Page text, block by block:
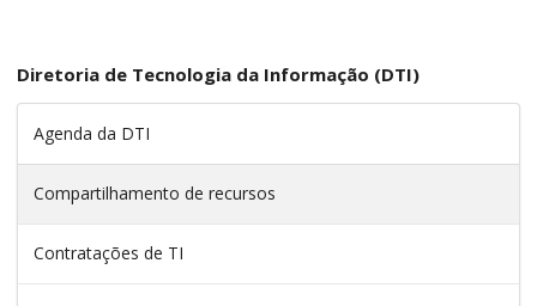
Diretoria de Tecnologia da Informação (DTI)
Agenda da DTI
Compartilhamento de recursos
Contratações de TI